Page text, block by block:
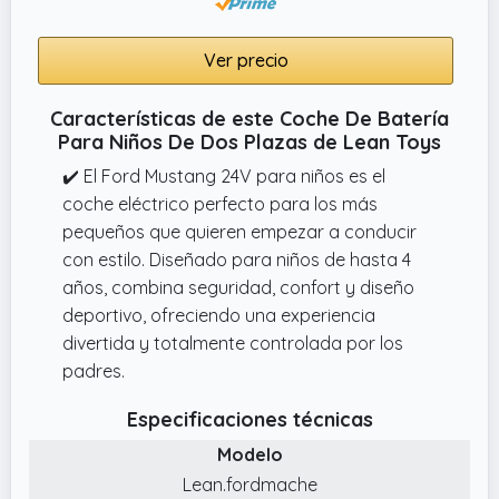
gracias a la función de frenado inmediato y
Ver precio
Características de este Coche De Batería
Para Niños De Dos Plazas de Lean Toys
✔️ El Ford Mustang 24V para niños es el
coche eléctrico perfecto para los más
pequeños que quieren empezar a conducir
con estilo. Diseñado para niños de hasta 4
años, combina seguridad, confort y diseño
deportivo, ofreciendo una experiencia
divertida y totalmente controlada por los
padres.
Especificaciones técnicas
Modelo
Lean.fordmache